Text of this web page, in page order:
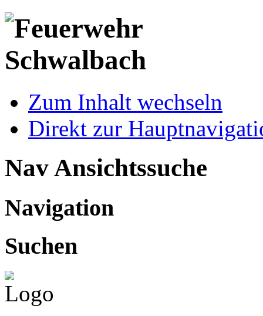
Zum Inhalt wechseln
Direkt zur
Nav Ansichtssuche
Navigation
Suchen